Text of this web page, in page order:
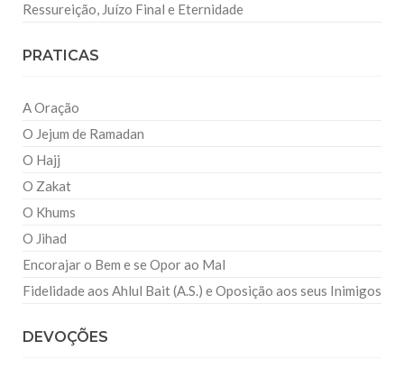
Ressureição, Juízo Final e Eternidade
PRATICAS
A Oração
O Jejum de Ramadan
O Hajj
O Zakat
O Khums
O Jihad
Encorajar o Bem e se Opor ao Mal
Fidelidade aos Ahlul Bait (A.S.) e Oposição aos seus Inimigos
DEVOÇÕES